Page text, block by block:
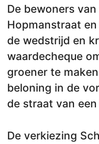
De bewoners
Hopmanstraat
de wedstrijd en
waardecheque
groener te
beloning in de
de straat van
De verkiezing